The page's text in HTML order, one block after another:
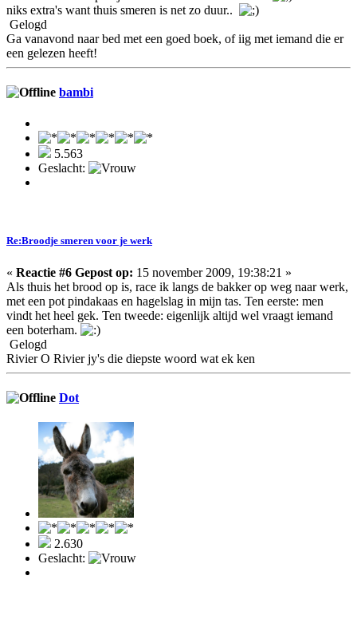
niks extra's want thuis smeren is net zo duur..
Gelogd
Ga vanavond naar bed met een goed boek, of iig met iemand die er
een gelezen heeft!
bambi
5.563
Geslacht:
Re:Broodje smeren voor je werk
« Reactie #6 Gepost op: 15 november 2009, 19:38:21 »
Als thuis het brood op is, race ik langs de bakker op weg naar werk,
met een pot pindakaas en hagelslag in mijn tas. Ten eerste: men
vindt het heel gek. Ten tweede: eigenlijk altijd wel vraagt iemand
een boterham.
Gelogd
Rivier O Rivier jy's die diepste woord wat ek ken
Dot
2.630
Geslacht: